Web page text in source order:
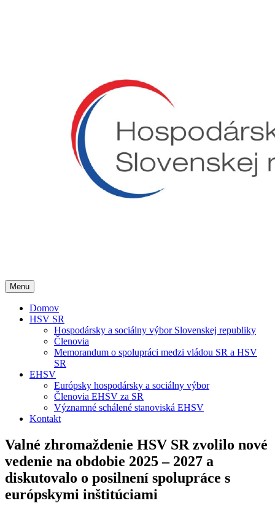
Menu
Domov
HSV SR
Hospodársky a sociálny výbor Slovenskej republiky
Členovia
Memorandum o spolupráci medzi vládou SR a HSV
SR
EHSV
Európsky hospodársky a sociálny výbor
Členovia EHSV za SR
Významné schálené stanoviská EHSV
Kontakt
Valné zhromaždenie HSV SR zvolilo nové
vedenie na obdobie 2025 – 2027 a
diskutovalo o posilnení spolupráce s
európskymi inštitúciami